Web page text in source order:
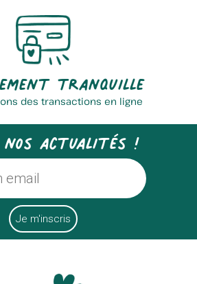
tranquille
des transactions en ligne
nos actualités !